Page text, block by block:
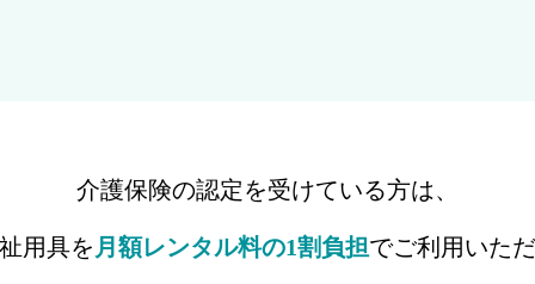
介護保険の認定を受けている方は、
用具を月額レンタル料の1割負担でご利用いただ